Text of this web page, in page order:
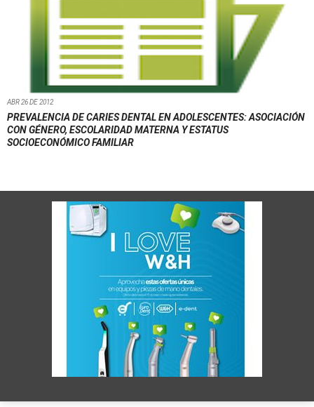
ABR 26 DE 2012
PREVALENCIA DE CARIES DENTAL EN ADOLESCENTES: ASOCIACIÓN
CON GÉNERO, ESCOLARIDAD MATERNA Y ESTATUS
SOCIOECONÓMICO FAMILIAR